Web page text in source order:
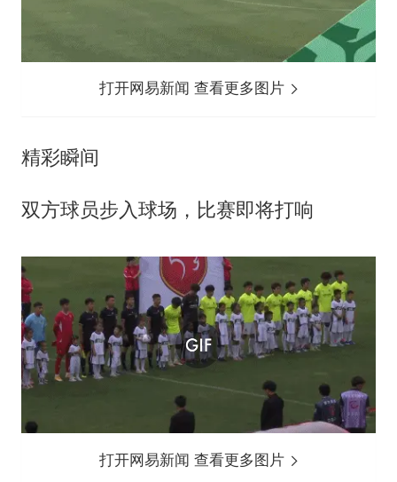
打开网易新闻 查看更多图片
精彩瞬间
双方球员步入球场，比赛即将打响
打开网易新闻 查看更多图片